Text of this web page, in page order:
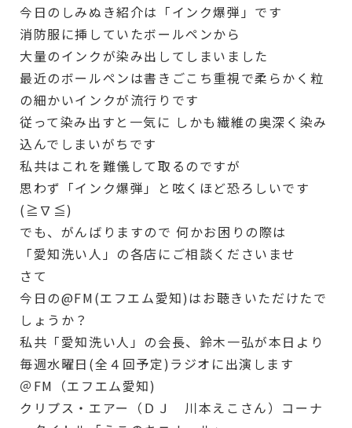
今日のしみぬき紹介は「インク爆弾」です
消防服に挿していたボールペンから
大量のインクが染み出してしまいました
最近のボールペンは書きごこち重視で柔らかく粒
の細かいインクが流行りです
従って染み出すと一気に しかも繊維の奥深く染み
込んでしまいがちです
私共はこれを難儀して取るのですが
思わず「インク爆弾」と呟くほど恐ろしいです
(≧∇≦)
でも、がんばりますので 何かお困りの際は
「愛知洗い人」の各店にご相談くださいませ
さて
今日の@FM(エフエム愛知)はお聴きいただけたで
しょうか？
私共「愛知洗い人」の会長、鈴木一弘が本日より
毎週水曜日(全４回予定)ラジオに出演します
＠FM（エフエム愛知)
クリプス・エアー（ＤＪ 川本えこさん）コーナ